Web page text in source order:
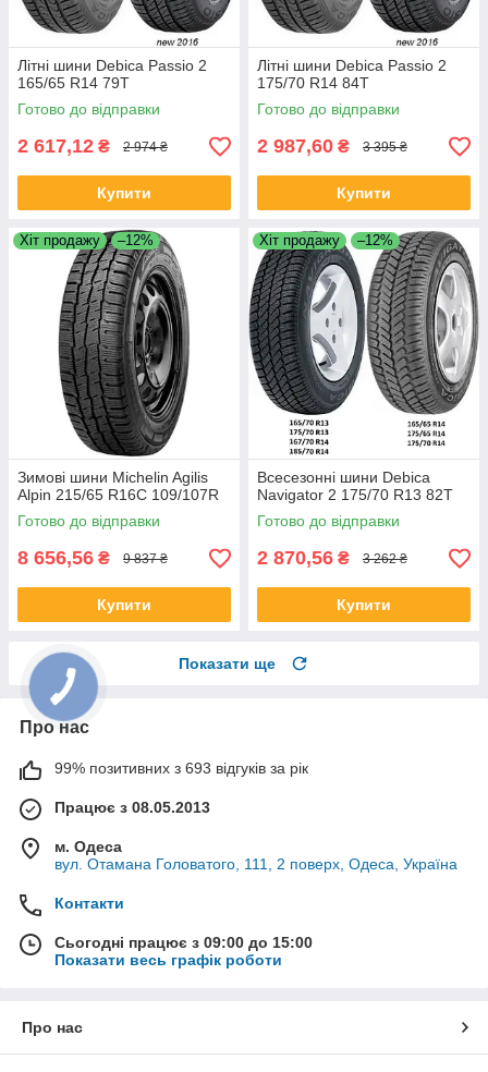
Літні шини Debica Passio 2
165/65 R14 79T
Готово до відправки
2 617,12 ₴ 2 974 ₴
Купити
Літні шини Debica Passio 2
175/70 R14 84T
Готово до відправки
2 987,60 ₴ 3 395 ₴
Купити
Хіт продажу –12%
Зимові шини Michelin Agilis
Alpin 215/65 R16C 109/107R
Готово до відправки
8 656,56 ₴ 9 837 ₴
Купити
Хіт продажу –12%
Всесезонні шини Debica
Navigator 2 175/70 R13 82T
Готово до відправки
2 870,56 ₴ 3 262 ₴
Купити
Показати ще
Про нас
99% позитивних з 693 відгуків за рік
Працює з 08.05.2013
м. Одеса
вул. Отамана Головатого, 111, 2 поверх, Одеса, Україна
Контакти
Сьогодні працює з 09:00 до 15:00
Показати весь графік роботи
Про нас